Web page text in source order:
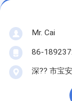
Mr. Cai
86-
深?? 市宝